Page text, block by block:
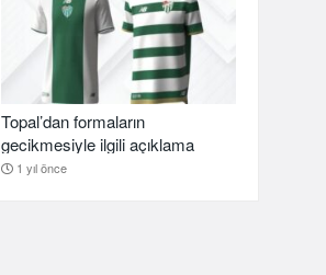
Topal’dan formaların
gecikmesiyle ilgili açıklama
1 yıl önce